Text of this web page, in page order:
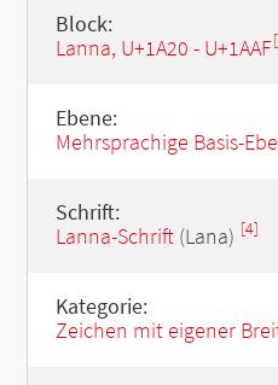
Block:
Lanna, U+1A20 - U+1AAF
Ebene:
Mehrsprachige Basis-
Schrift:
Lanna-Schrift(Lana) [4]
Kategorie:
Zeichen mit eigener